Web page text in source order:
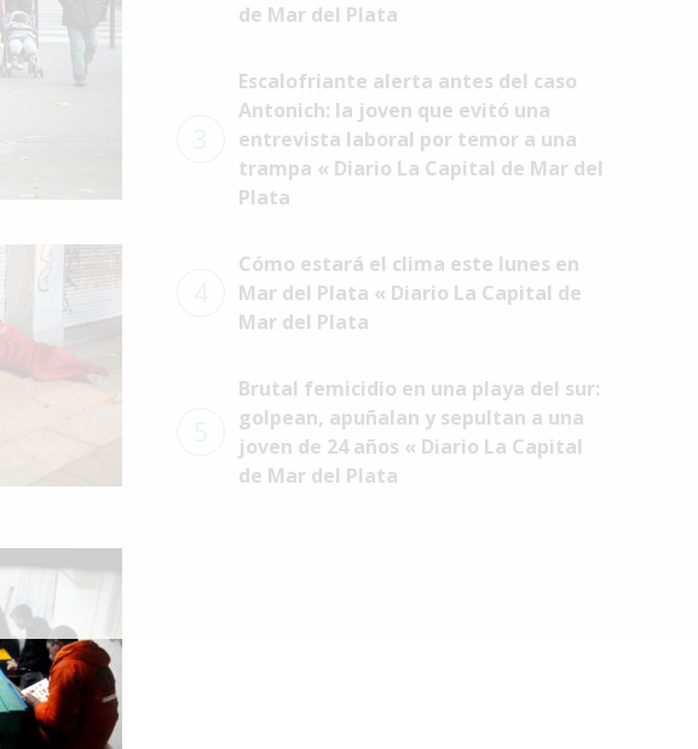
de Mar del Plata
Escalofriante alerta antes del caso
Antonich: la joven que evitó una
entrevista laboral por temor a una
trampa « Diario La Capital de Mar del
Plata
Cómo estará el clima este lunes en
Mar del Plata « Diario La Capital de
Mar del Plata
Brutal femicidio en una playa del sur:
golpean, apuñalan y sepultan a una
joven de 24 años « Diario La Capital
de Mar del Plata